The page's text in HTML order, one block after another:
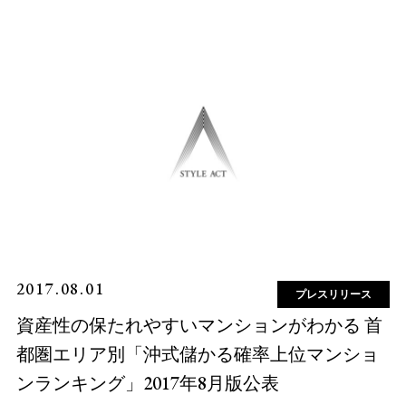
2017.08.01 プレスリリース
資産性の保たれやすいマンションがわかる 首
都圏エリア別「沖式儲かる確率上位マンショ
ンランキング」2017年8月版公表